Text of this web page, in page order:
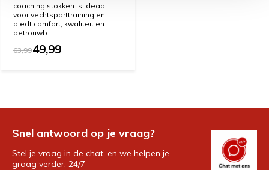
coaching stokken is ideaal
voor vechtsporttraining en
biedt comfort, kwaliteit en
betrouwb...
63,9949,99
Snel antwoord op je vraag?
Stel je vraag in de chat, en we helpen je
graag verder. 24/7